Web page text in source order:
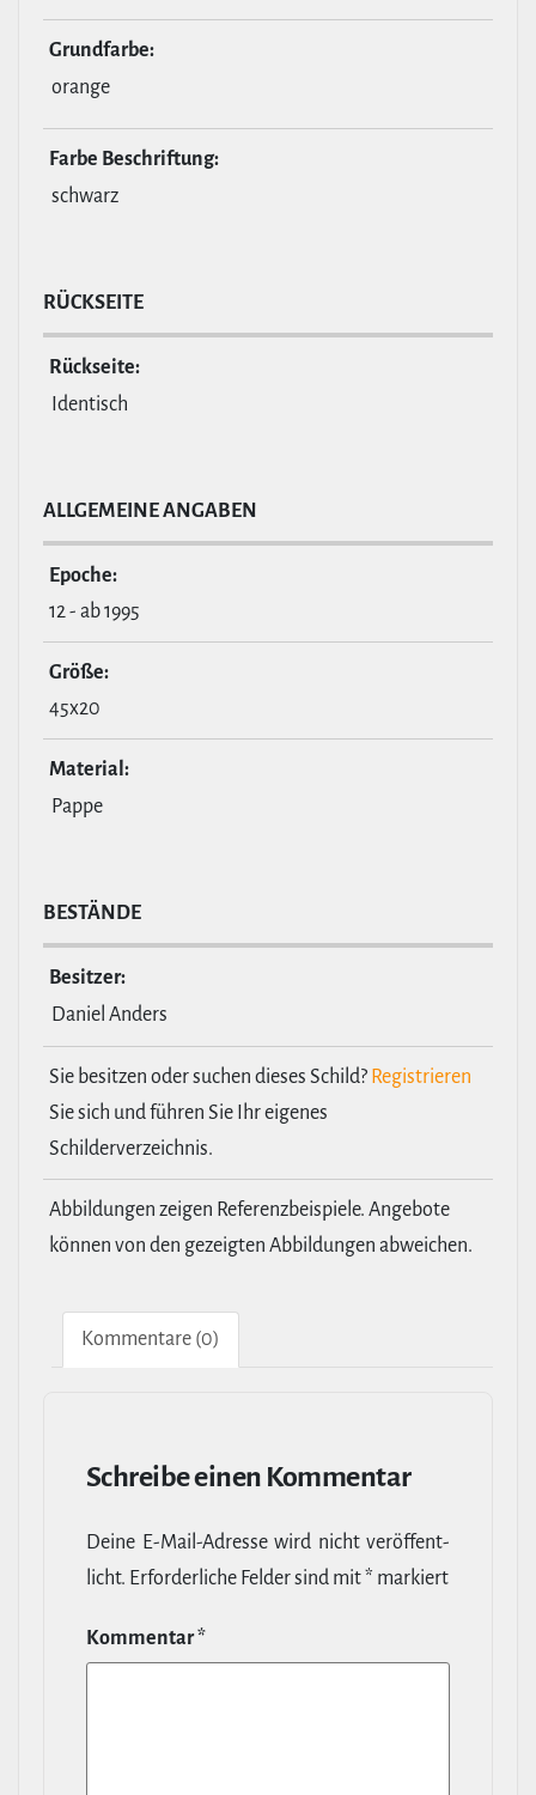
Grund­farbe:
orange
Farbe Beschrif­tung:
schwarz
RÜCKSEITE
Rückseite:
Identisch
ALL­GE­MEINE ANGABEN
Epoche:
12 - ab 1995
Größe:
45x20
Material:
Pappe
BESTÄNDE
Besitzer:
Daniel Anders
Sie besitzen oder suchen dieses Schild? Registrieren
Sie sich und führen Sie Ihr eigenes
Schilderverzeichnis.
Abbildungen zeigen Referenzbeispiele. Angebote
können von den gezeigten Abbildungen abweichen.
Kom­men­tare (0)
Schreibe einen Kommentar
Deine E‑Mail-​Adresse wird nicht ver­öf­fent­
licht. Erfor­der­liche Felder sind mit* markiert
Kommentar*